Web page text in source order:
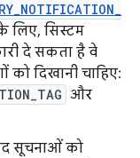
लिए, सिस्टम
दे सकता है वे
दिखानी चाहिए:
और
सूचनाओं को